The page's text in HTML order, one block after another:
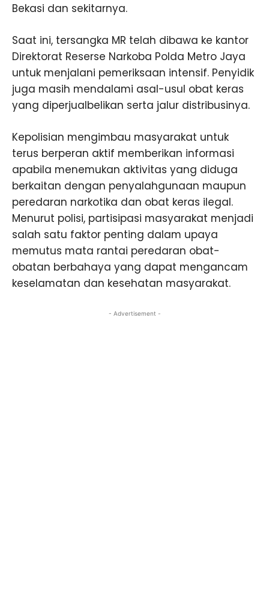
Bekasi dan sekitarnya.
Saat ini, tersangka MR telah dibawa ke kantor
Direktorat Reserse Narkoba Polda Metro Jaya
untuk menjalani pemeriksaan intensif. Penyidik
juga masih mendalami asal-usul obat keras
yang diperjualbelikan serta jalur distribusinya.
Kepolisian mengimbau masyarakat untuk
terus berperan aktif memberikan informasi
apabila menemukan aktivitas yang diduga
berkaitan dengan penyalahgunaan maupun
peredaran narkotika dan obat keras ilegal.
Menurut polisi, partisipasi masyarakat menjadi
salah satu faktor penting dalam upaya
memutus mata rantai peredaran obat-
obatan berbahaya yang dapat mengancam
keselamatan dan kesehatan masyarakat.
- Advertisement -